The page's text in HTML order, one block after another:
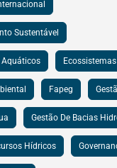
Sustentável
Aquáticos
Fapeg
Gestão De Bacias
Hídricos